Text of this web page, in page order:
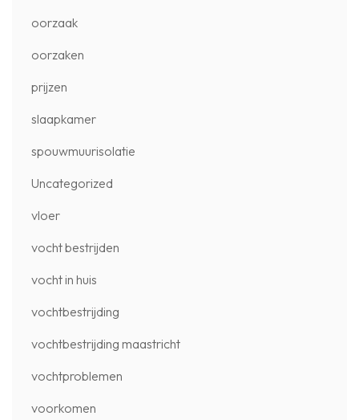
oorzaak
oorzaken
prijzen
slaapkamer
spouwmuurisolatie
Uncategorized
vloer
vocht bestrijden
vocht in huis
vochtbestrijding
vochtbestrijding maastricht
vochtproblemen
voorkomen